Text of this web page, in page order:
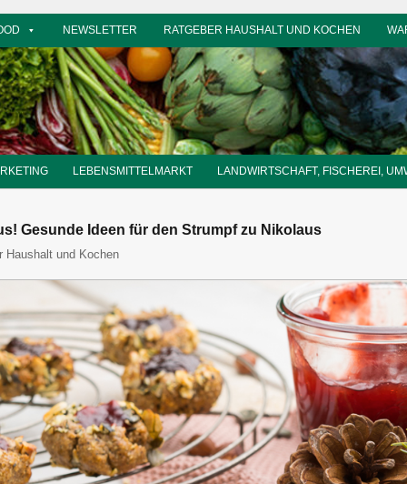
NEWSLETTER RATGEBER HAUSHALT UND KOCHEN
LEBENSMITTELMARKT LANDWIRTSCHAFT, FISCHEREI,
Gesunde Ideen für den Strumpf zu Nikolaus
Haushalt und Kochen